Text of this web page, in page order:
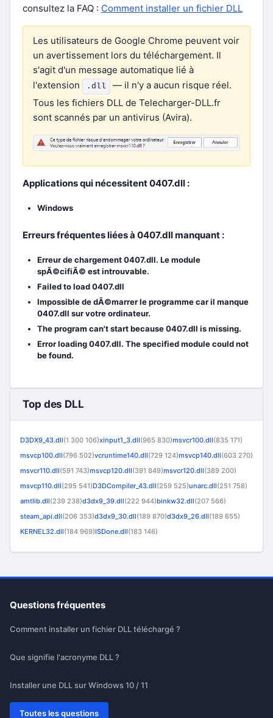
consultez la FAQ : Comment installer un fichier DLL
Les utilisateurs de Google Chrome peuvent voir
un avertissement lors du téléchargement. Il
s'agit d'un message automatique lié à
l'extension
.dll
— il n'y a aucun risque réel.
Tous les fichiers DLL de Telecharger-DLL.fr
sont scannés par un antivirus (Avira).
Applications qui nécessitent 0407.dll :
Windows
Erreurs fréquentes liées à 0407.dll manquant :
Erreur de chargement 0407.dll. Le module
spÃ©cifiÃ© est introuvable.
Failed to load 0407.dll
Impossible de dÃ©marrer le programme car il manque
0407.dll sur votre ordinateur.
The program can't start because 0407.dll is missing.
Error loading 0407.dll. The specified module could not
be found.
Top des DLL
D3DX9_43.dll(1 300 106)xinput1_3.dll(965 830)msvcr100.dll(835 171)
msvcp100.dll(796 502)vcruntime140.dll(729 124)msvcp140.dll(603 270)
msvcr110.dll(591 743)msvcp120.dll(391 849)msvcr120.dll(389 200)
msvcp110.dll(295 541)D3DCompiler_43.dll(259 525)unarc.dll(251 758)
amtlib.dll(239 238)d3dx9_39.dll(222 944)binkw32.dll(207 566)
steam_api.dll(206 353)d3dx9_30.dll(189 870)d3dx9_26.dll(189 655)
KERNEL32.dll(184 969)ISDone.dll(183 146)
Questions fréquentes
Comment installer un fichier DLL téléchargé ?
Que signifie l'acronyme DLL ?
Installer une DLL sur Windows 10 / 11
Toutes les questions